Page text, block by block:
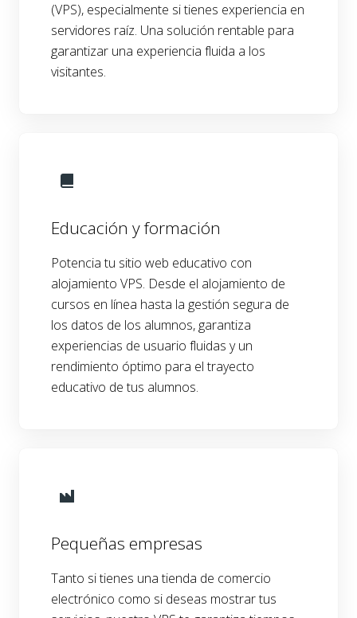
(VPS), especialmente si tienes experiencia en
servidores raíz. Una solución rentable para
garantizar una experiencia fluida a los
visitantes.
Educación y formación
Potencia tu sitio web educativo con
alojamiento VPS. Desde el alojamiento de
cursos en línea hasta la gestión segura de
los datos de los alumnos, garantiza
experiencias de usuario fluidas y un
rendimiento óptimo para el trayecto
educativo de tus alumnos.
Pequeñas empresas
Tanto si tienes una tienda de comercio
electrónico como si deseas mostrar tus